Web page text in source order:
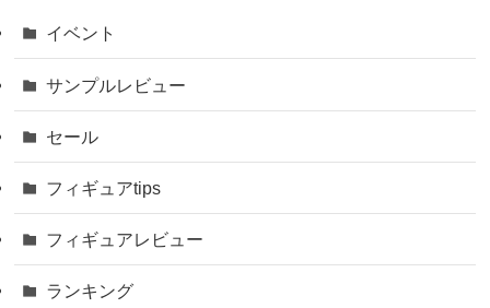
イベント
サンプルレビュー
セール
フィギュアtips
フィギュアレビュー
ランキング